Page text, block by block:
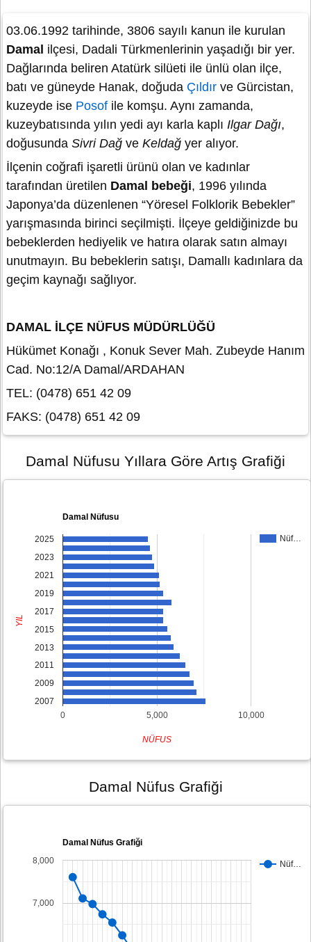
03.06.1992 tarihinde, 3806 sayılı kanun ile kurulan
Damal ilçesi, Dadali Türkmenlerinin yaşadığı bir yer.
Dağlarında beliren Atatürk silüeti ile ünlü olan ilçe,
batı ve güneyde Hanak, doğuda Çıldır ve Gürcistan,
kuzeyde ise Posof ile komşu. Aynı zamanda,
kuzeybatısında yılın yedi ayı karla kaplı Ilgar Dağı,
doğusunda Sivri Dağ ve Keldağ yer alıyor.
İlçenin coğrafi işaretli ürünü olan ve kadınlar
tarafından üretilen Damal bebeği, 1996 yılında
Japonya’da düzenlenen “Yöresel Folklorik Bebekler”
yarışmasında birinci seçilmişti. İlçeye geldiğinizde bu
bebeklerden hediyelik ve hatıra olarak satın almayı
unutmayın. Bu bebeklerin satışı, Damallı kadınlara da
geçim kaynağı sağlıyor.
DAMAL İLÇE NÜFUS MÜDÜRLÜĞÜ
Hükümet Konağı , Konuk Sever Mah. Zubeyde Hanım
Cad. No:12/A Damal/ARDAHAN
TEL: (0478) 651 42 09
FAKS: (0478) 651 42 09
Damal Nüfusu Yıllara Göre Artış Grafiği
Damal Nüfusu
Nüf…
0 5,000 10,000
2025
2023
2021
2019
2017
2015
2013
2011
2009
2007
NÜFUS
YIL
Damal Nüfus Grafiği
Damal Nüfus Grafiği
Nüf…
7,000
8,000